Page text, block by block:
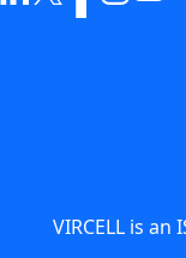
VIRCELL is